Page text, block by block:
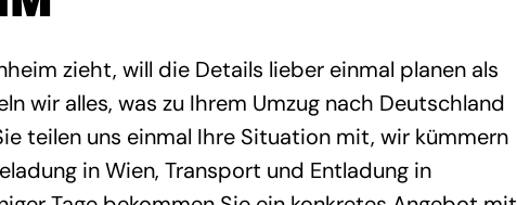
zieht, will die Details lieber einmal planen als
wir alles, was zu Ihrem Umzug nach Deutschland
teilen uns einmal Ihre Situation mit, wir kümmern
in Wien, Transport und Entladung in